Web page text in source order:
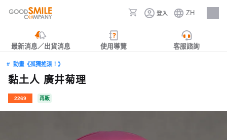
登入 ZH
人才招募
最新消息／出貨消息 使用導覽 客服諮詢
動畫《孤獨搖滾！》
黏土人 廣井菊理
2269 再販